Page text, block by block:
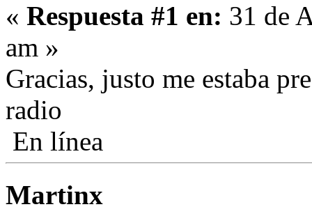
« Respuesta #1 en: 31 de
am »
Gracias, justo me estaba
radio
En línea
Martinx